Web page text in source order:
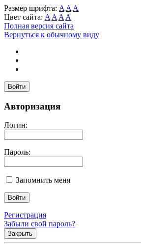
Размер шрифта: A A A
Цвет сайта: A A A A
Полная версия сайта
Вернуться к обычному виду
Войти
Авторизация
Логин:
Пароль:
Запомнить меня
Регистрация
Забыли свой пароль?
Закрыть